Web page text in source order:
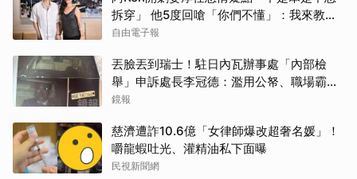
拆穿」 他5度回嗆「你們不懂」：我來教育
你們
自由電子報
丟臉丟到瑞士！駐日內瓦辦事處「內部檢
舉」申訴處長李冠德：濫用公帑、職場霸
凌、超速仔拒繳罰單 外交部要查了
鏡報
慈濟遭詐10.6億「女律師爆改超奢名媛」！
嚼龍蝦吐光、灌精油私下面曝
民視新聞網